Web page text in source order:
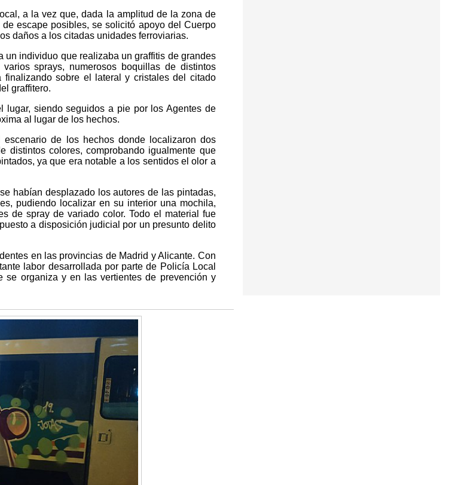
a la vez que, dada la amplitud de la zona de
escape posibles, se solicitó apoyo del Cuerpo
daños a los citadas unidades ferroviarias.
un individuo que realizaba un graffitis de grandes
sprays, numerosos boquillas de distintos
sobre el lateral y cristales del citado
graffitero.
lugar, siendo seguidos a pie por los Agentes de
al lugar de los hechos.
de los hechos donde localizaron dos
distintos colores, comprobando igualmente que
ya que era notable a los sentidos el olor a
habían desplazado los autores de las pintadas,
pudiendo localizar en su interior una mochila,
de spray de variado color. Todo el material fue
a disposición judicial por un presunto delito
en las provincias de Madrid y Alicante. Con
labor desarrollada por parte de Policía Local
organiza y en las vertientes de prevención y